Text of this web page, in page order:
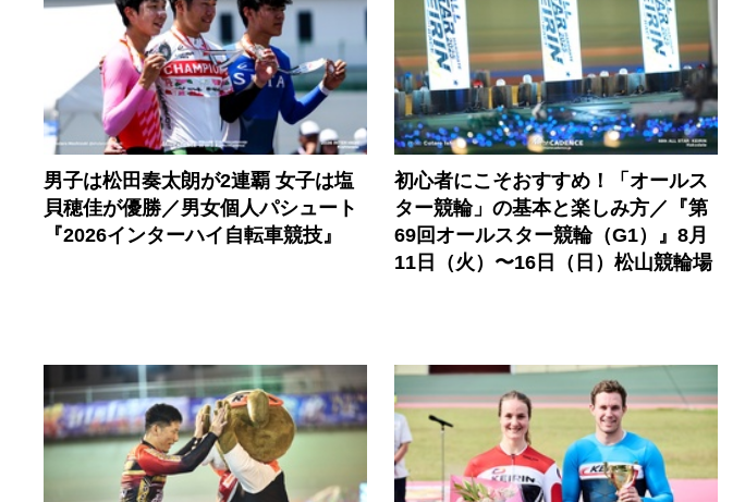
男子は松田奏太朗が2連覇 女子は塩
貝穂佳が優勝／男女個人パシュート
『2026インターハイ自転車競技』
初心者にこそおすすめ！「オールス
ター競輪」の基本と楽しみ方／『第
69回オールスター競輪（G1）』8月
11日（火）〜16日（日）松山競輪場